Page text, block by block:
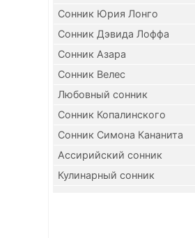
Сонник Юрия Лонго
Сонник Дэвида Лоффа
Сонник Азара
Сонник Велес
Любовный сонник
Сонник Копалинского
Сонник Симона Кананита
Ассирийский сонник
Кулинарный сонник